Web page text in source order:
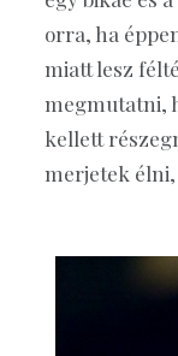
orra, ha
miatt lesz
megmutatni,
kellett
merjetek